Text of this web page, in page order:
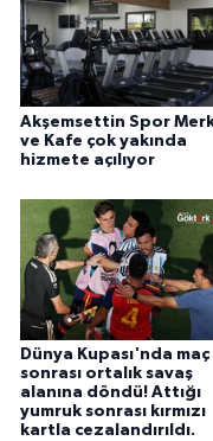
Akşemsettin Spor
ve Kafe çok yakında
hizmete açılıyor
Dünya Kupası'nda maç
sonrası ortalık savaş
alanına döndü! Attığı
yumruk sonrası kırmızı
kartla cezalandırıldı.